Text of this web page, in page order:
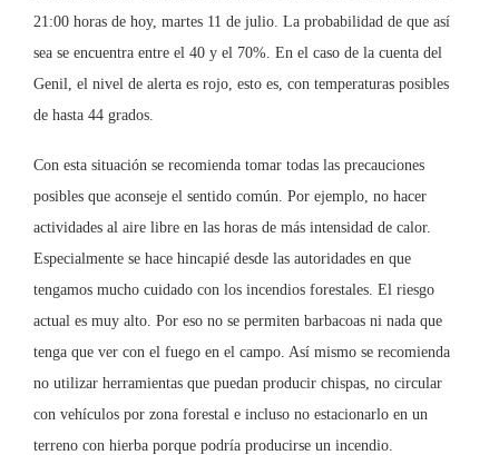
21:00 horas de hoy, martes 11 de julio. La probabilidad de que así
sea se encuentra entre el 40 y el 70%. En el caso de la cuenta del
Genil, el nivel de alerta es rojo, esto es, con temperaturas posibles
de hasta 44 grados.
Con esta situación se recomienda tomar todas las precauciones
posibles que aconseje el sentido común. Por ejemplo, no hacer
actividades al aire libre en las horas de más intensidad de calor.
Especialmente se hace hincapié desde las autoridades en que
tengamos mucho cuidado con los incendios forestales. El riesgo
actual es muy alto. Por eso no se permiten barbacoas ni nada que
tenga que ver con el fuego en el campo. Así mismo se recomienda
no utilizar herramientas que puedan producir chispas, no circular
con vehículos por zona forestal e incluso no estacionarlo en un
terreno con hierba porque podría producirse un incendio.